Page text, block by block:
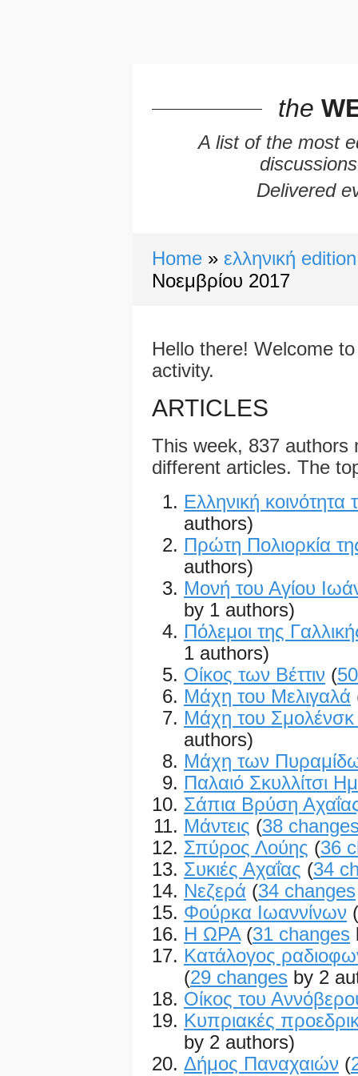
the
A list of the most
Delivered
Home
ελληνική
Νοεμβρίου 2017
Hello there! Welcome
activity.
ARTICLES
This week, 837 authors
different articles. The
Ελληνική κοινότητα
authors)
Πρώτη Πολιορκία
authors)
Μονή του Αγίου
by 1 authors)
Πόλεμοι της
1 authors)
Οίκος των Βέττιν (
Μάχη του Μελιγαλά
Μάχη του
authors)
Μάχη των
Παλαιό Σκυλλίτσι
Σάπια Βρύση
Μάντεις (38
Σπύρος Λούης (36
Συκιές Αχαΐας (34
Νεζερά (34 changes
Φούρκα Ιωαννίνων (
Η ΩΡΑ (31 changes
Κατάλογος
(29 changes by 2
Οίκος του
Κυπριακές
by 2 authors)
Δήμος Παναχαιών (